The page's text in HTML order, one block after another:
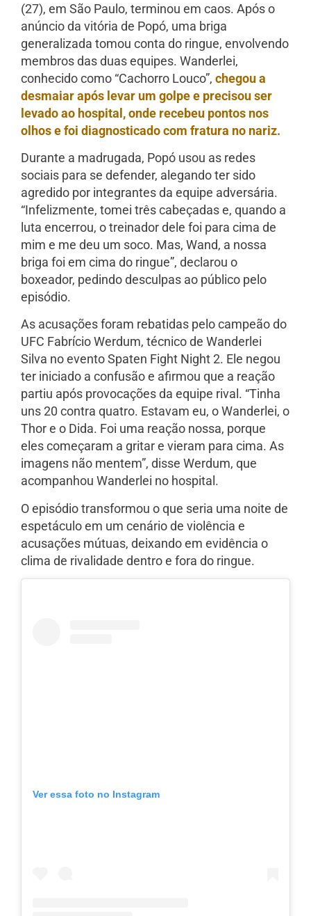
(27), em São Paulo, terminou em caos. Após o
anúncio da vitória de Popó, uma briga
generalizada tomou conta do ringue, envolvendo
membros das duas equipes. Wanderlei,
conhecido como “Cachorro Louco”, chegou a
desmaiar após levar um golpe e precisou ser
levado ao hospital, onde recebeu pontos nos
olhos e foi diagnosticado com fratura no nariz.
Durante a madrugada, Popó usou as redes
sociais para se defender, alegando ter sido
agredido por integrantes da equipe adversária.
“Infelizmente, tomei três cabeçadas e, quando a
luta encerrou, o treinador dele foi para cima de
mim e me deu um soco. Mas, Wand, a nossa
briga foi em cima do ringue”, declarou o
boxeador, pedindo desculpas ao público pelo
episódio.
As acusações foram rebatidas pelo campeão do
UFC Fabrício Werdum, técnico de Wanderlei
Silva no evento Spaten Fight Night 2. Ele negou
ter iniciado a confusão e afirmou que a reação
partiu após provocações da equipe rival. “Tinha
uns 20 contra quatro. Estavam eu, o Wanderlei, o
Thor e o Dida. Foi uma reação nossa, porque
eles começaram a gritar e vieram para cima. As
imagens não mentem”, disse Werdum, que
acompanhou Wanderlei no hospital.
O episódio transformou o que seria uma noite de
espetáculo em um cenário de violência e
acusações mútuas, deixando em evidência o
clima de rivalidade dentro e fora do ringue.
Ver essa foto no Instagram